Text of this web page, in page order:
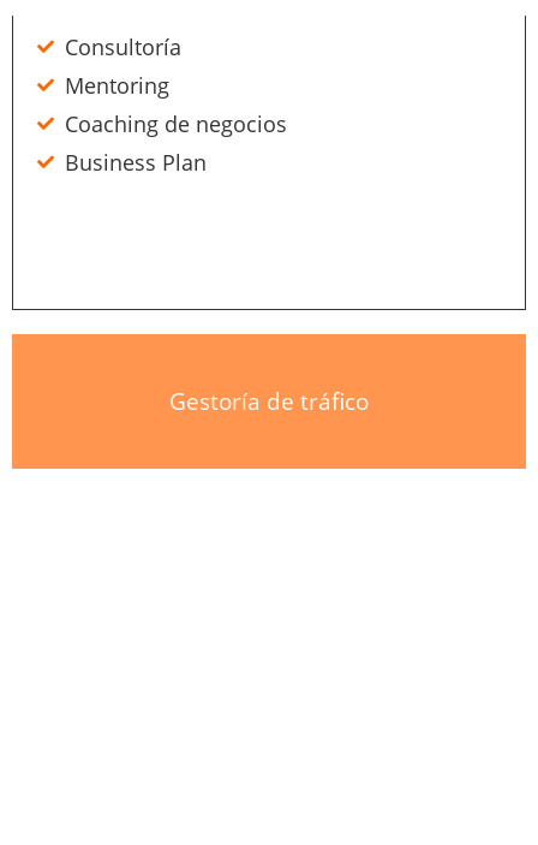
Consultoría
Mentoring
Coaching de negocios
Business Plan
Gestoría de tráfico